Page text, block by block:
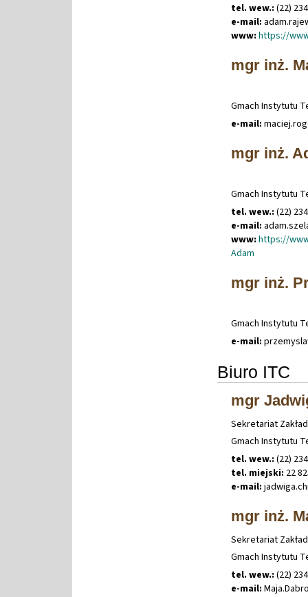
tel. wew.: (22)
e-mail: adam.
www: https://
mgr inż.
Gmach Instytutu
e-mail: maciej.
mgr inż.
Gmach Instytutu
tel. wew.: (22)
e-mail: adam.
www: https://
Adam
mgr inż.
Gmach Instytutu
e-mail:
Biuro ITC
mgr
Sekretariat
Gmach Instytutu
tel. wew.: (22)
tel. miejski: 22
e-mail: jadwiga.
mgr inż.
Sekretariat
Gmach Instytutu
tel. wew.: (22)
e-mail: Maja.